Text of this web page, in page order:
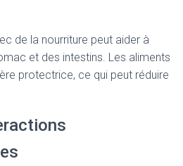
de la nourriture peut aider à
et des intestins. Les aliments
protectrice, ce qui peut réduire